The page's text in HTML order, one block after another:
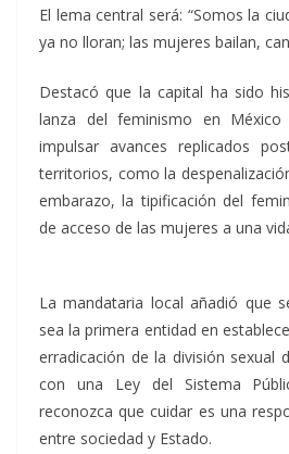
El lema central será: “Somos la
ya no lloran; las mujeres bailan,
Destacó que la capital ha sido
lanza del feminismo en
impulsar avances replicados
territorios, como la
embarazo, la tipificación del
de acceso de las mujeres a una
La mandataria local añadió que
sea la primera entidad en
erradicación de la división sexual
con una Ley del Sistema
reconozca que cuidar es una
entre sociedad y Estado.